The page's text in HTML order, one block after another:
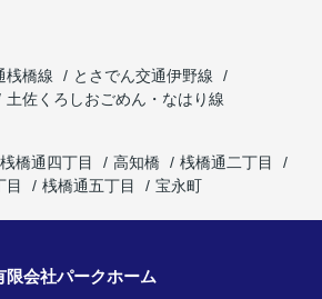
桟橋線
とさでん交通伊野線
土佐くろしおごめん・なはり線
桟橋通四丁目 高知橋
桟橋通二丁目
目 桟橋通五丁目 宝永町
限会社パークホーム